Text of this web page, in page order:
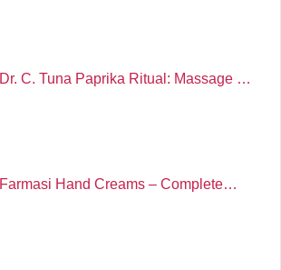
Dr. C. Tuna Paprika Ritual: Massage …
Farmasi Hand Creams – Complete…